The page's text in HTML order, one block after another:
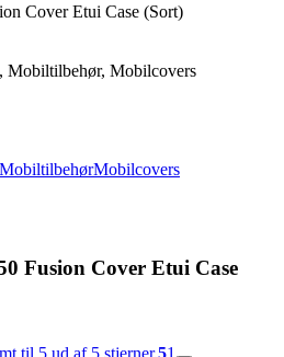
Cover Etui Case (Sort)
Mobiltilbehør, Mobilcovers
MobiltilbehørMobilcovers
Fusion Cover Etui Case